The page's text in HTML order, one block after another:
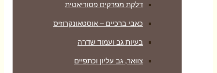
דלקת מפרקים פסוריאטית
כאבי ברכיים – אוסטאונקרוזיס
בעיות גב ועמוד שדרה
צוואר, גב עליון וכתפיים